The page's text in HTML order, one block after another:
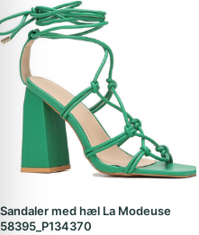
Sandaler med hæl La Modeuse
58395_P134370